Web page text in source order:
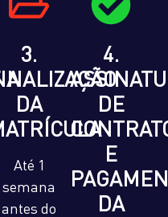
3.
DA
Até 1
semana
antes do
4.
DE
E
DA